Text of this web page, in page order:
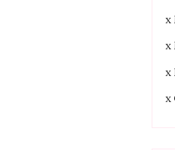
x
x
x
x